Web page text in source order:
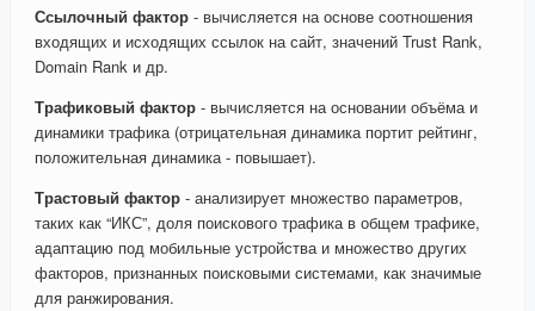
Ссылочный фактор - вычисляется на основе соотношения
входящих и исходящих ссылок на сайт, значений Trust Rank,
Domain Rank и др.
Трафиковый фактор - вычисляется на основании объёма и
динамики трафика (отрицательная динамика портит рейтинг,
положительная динамика - повышает).
Трастовый фактор - анализирует множество параметров,
таких как “ИКС”, доля поискового трафика в общем трафике,
адаптацию под мобильные устройства и множество других
факторов, признанных поисковыми системами, как значимые
для ранжирования.